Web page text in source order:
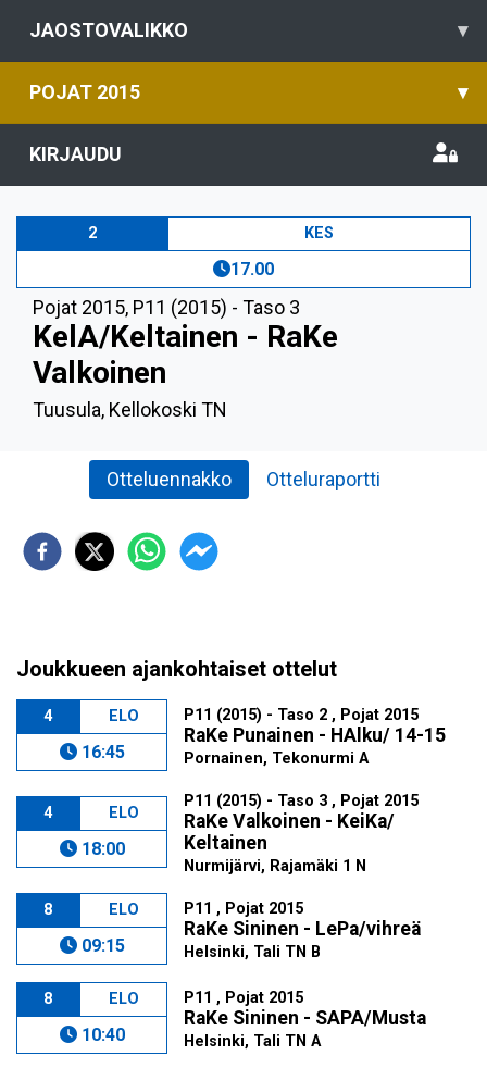
JAOSTOVALIKKO ▾
POJAT 2015 ▾
KIRJAUDU
2 KES
17.00
Pojat 2015, P11 (2015) - Taso 3
KelA/Keltainen - RaKe
Valkoinen
Tuusula, Kellokoski TN
Otteluennakko Otteluraportti
Joukkueen ajankohtaiset ottelut
4 ELO
16:45
P11 (2015) - Taso 2 , Pojat 2015
RaKe Punainen - HAlku/ 14-15
Pornainen, Tekonurmi A
4 ELO
18:00
P11 (2015) - Taso 3 , Pojat 2015
RaKe Valkoinen - KeiKa/
Keltainen
Nurmijärvi, Rajamäki 1 N
8 ELO
09:15
P11 , Pojat 2015
RaKe Sininen - LePa/vihreä
Helsinki, Tali TN B
8 ELO
10:40
P11 , Pojat 2015
RaKe Sininen - SAPA/Musta
Helsinki, Tali TN A